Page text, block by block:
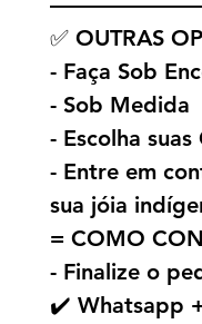
✅ OUTRAS
- Faça Sob
- Sob Medida
- Escolha
- Entre em
sua jóia
= COMO
- Finalize o
✔️ Whatsapp